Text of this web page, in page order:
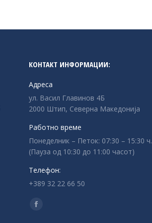
КОНТАКТ ИНФОРМАЦИИ:
Адреса
ул. Васил Главинов 4Б
2000 Штип, Северна Македонија
Работно време
Понеделник – Петок: 07:30 – 15:30 ч.
(Пауза од 10:30 до 11:00 часот)
Телефон:
+389 32 22 66 50
Find us on:
Facebook